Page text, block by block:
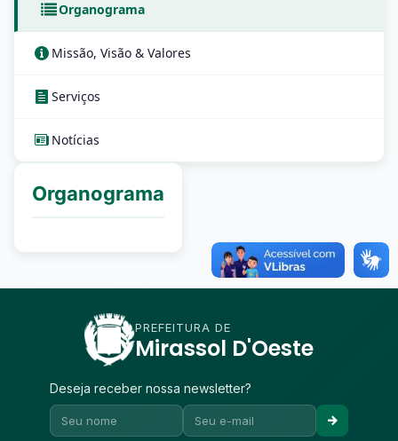
Organograma
Missão, Visão & Valores
Serviços
Notícias
Organograma
PREFEITURA DE
Mirassol D'Oeste
Deseja receber nossa newsletter?